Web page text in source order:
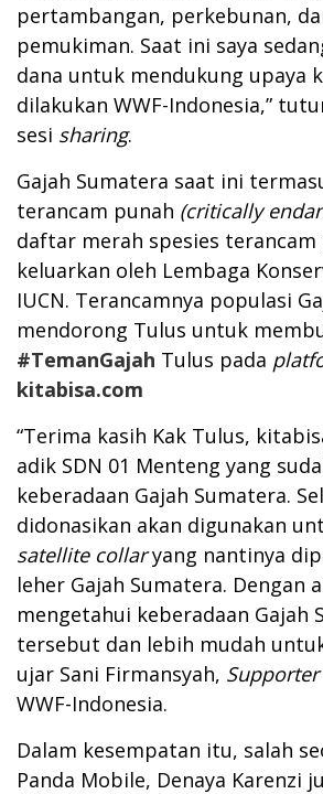
pertambangan, perkebunan,
pemukiman. Saat ini saya
dana untuk mendukung upaya
dilakukan WWF-Indonesia,”
sesi sharing.
Gajah Sumatera saat ini
terancam punah (critically
daftar merah spesies terancam
keluarkan oleh Lembaga
IUCN. Terancamnya populasi
mendorong Tulus untuk
#TemanGajah Tulus pada
kitabisa.com
“Terima kasih Kak Tulus,
adik SDN 01 Menteng yang
keberadaan Gajah Sumatera.
didonasikan akan digunakan
satellite collaryang nantinya
leher Gajah Sumatera. Dengan
mengetahui keberadaan Gajah
tersebut dan lebih mudah
ujar Sani Firmansyah,
WWF-Indonesia.
Dalam kesempatan itu, salah
Panda Mobile, Denaya Karenzi